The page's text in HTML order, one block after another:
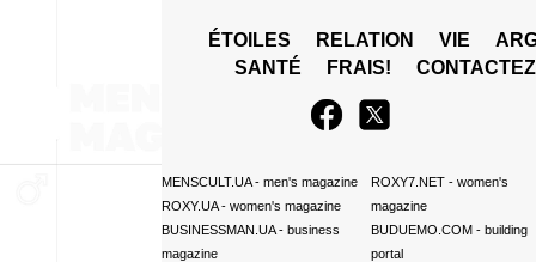
ÉTOILES RELATION VIE
SANTÉ
FRAIS!
MENSCULT.UA- men's magazine
ROXY.UA- women's magazine
BUSINESSMAN.UA- business
magazine
ROXY7.NET- women's
magazine
BUDUEMO.COM- building
portal